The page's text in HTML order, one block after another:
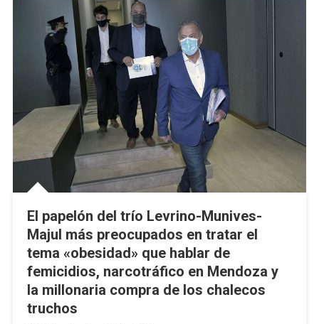
El papelón del trío Levrino-Munives-
Majul más preocupados en tratar el
tema «obesidad» que hablar de
femicidios, narcotráfico en Mendoza y
la millonaria compra de los chalecos
truchos